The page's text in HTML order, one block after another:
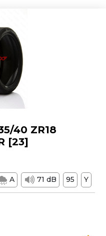
40 ZR18
[23]
A 71 dB 95 Y